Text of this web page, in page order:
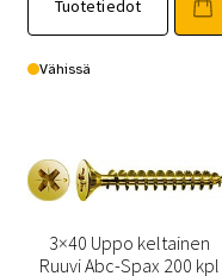
Tuotetiedot
Vähissä
3×40 Uppo keltainen
Ruuvi Abc-Spax 200 kpl